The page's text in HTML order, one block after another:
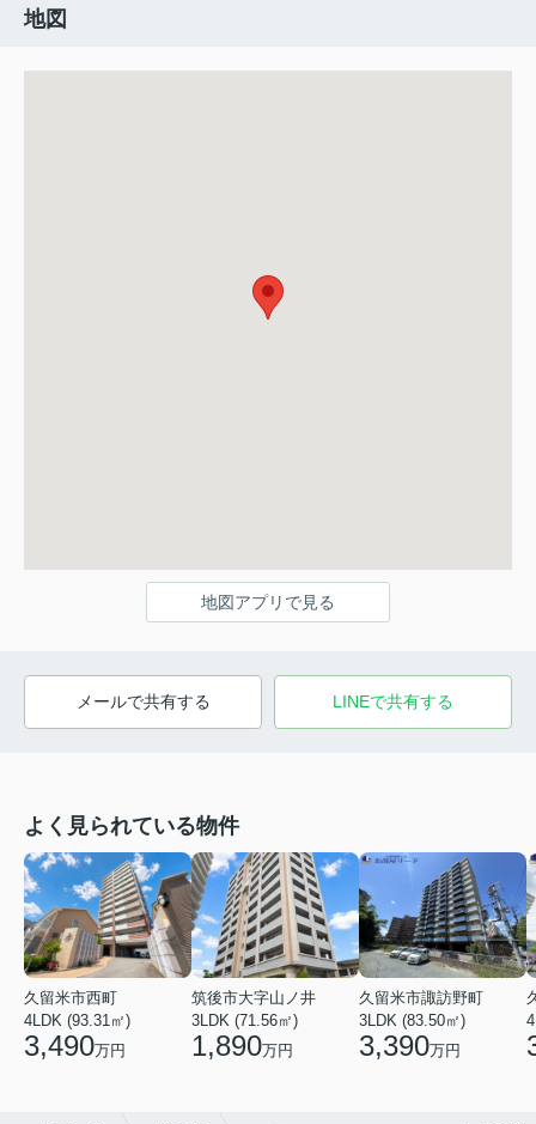
地図
地図アプリで見る
メールで共有する LINEで共有する
よく見られている物件
久留米市西町
4LDK (93.31㎡)
3,490万円
筑後市大字山ノ井
3LDK (71.56㎡)
1,890万円
久留米市諏訪野町
3LDK (83.50㎡)
3,390万円